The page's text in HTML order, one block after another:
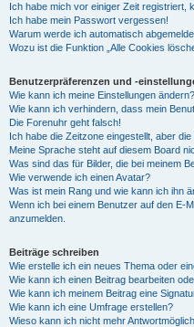
Ich habe mich vor einiger Zeit registriert,
Ich habe mein Passwort vergessen!
Warum werde ich automatisch
Wozu ist die Funktion „Alle Cookies
Benutzerpräferenzen und -
Wie kann ich meine Einstellungen ändern?
Wie kann ich verhindern, dass mein
Die Forenuhr geht falsch!
Ich habe die Zeitzone eingestellt, aber
Meine Sprache steht auf diesem Board
Was sind das für Bilder, die bei meinem
Wie verwende ich einen Avatar?
Was ist mein Rang und wie kann ich ihn
Wenn ich bei einem Benutzer auf den E-
anzumelden.
Beiträge schreiben
Wie erstelle ich ein neues Thema oder
Wie kann ich einen Beitrag bearbeiten
Wie kann ich meinem Beitrag eine
Wie kann ich eine Umfrage erstellen?
Wieso kann ich nicht mehr